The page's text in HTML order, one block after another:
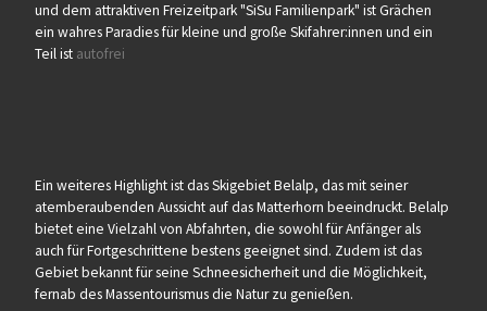
und dem attraktiven Freizeitpark "SiSu Familienpark" ist Grächen
ein wahres Paradies für kleine und große Skifahrer:innen und ein
Teil ist autofrei
Ein weiteres Highlight ist das Skigebiet Belalp, das mit seiner
atemberaubenden Aussicht auf das Matterhorn beeindruckt. Belalp
bietet eine Vielzahl von Abfahrten, die sowohl für Anfänger als
auch für Fortgeschrittene bestens geeignet sind. Zudem ist das
Gebiet bekannt für seine Schneesicherheit und die Möglichkeit,
fernab des Massentourismus die Natur zu genießen.